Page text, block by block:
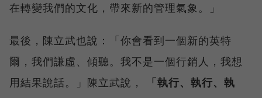
在轉變我們的文化，帶來新的管理氣象。」
最後，陳立武也說：「你會看到一個新的英特
爾，我們謙虛、傾聽。我不是一個行銷人，我想
用結果說話。」陳立武說，
「執行、執行、執